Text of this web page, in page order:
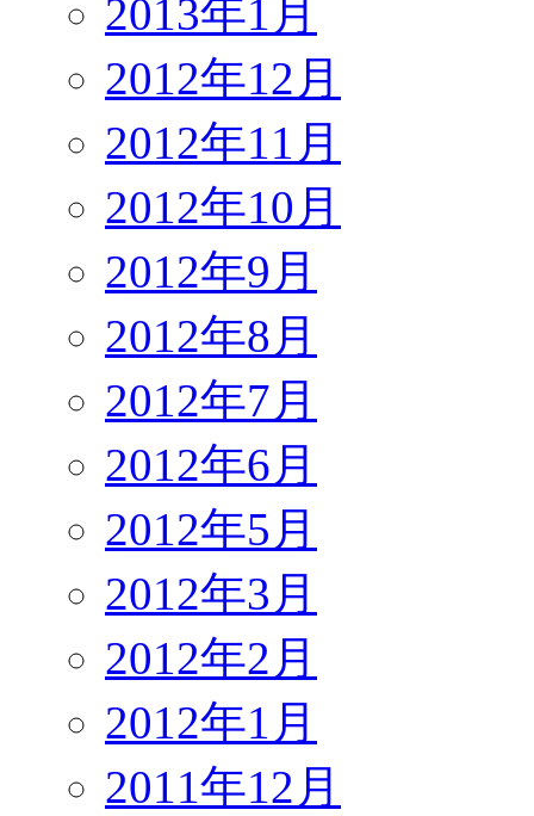
2013年1月
2012年12月
2012年11月
2012年10月
2012年9月
2012年8月
2012年7月
2012年6月
2012年5月
2012年3月
2012年2月
2012年1月
2011年12月